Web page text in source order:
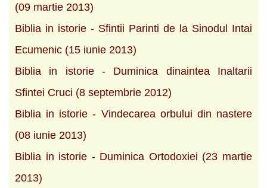
(09 martie 2013)
Biblia in istorie - Sfintii Parinti de la Sinodul Intai
Ecumenic (15 iunie 2013)
Biblia in istorie - Duminica dinaintea Inaltarii
Sfintei Cruci (8 septembrie 2012)
Biblia in istorie - Vindecarea orbului din nastere
(08 iunie 2013)
Biblia in istorie - Duminica Ortodoxiei (23 martie
2013)